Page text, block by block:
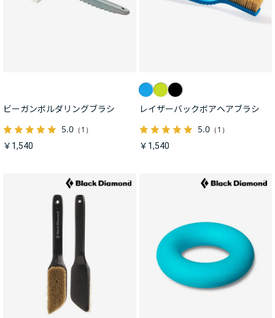
ビーガンボルダリングブラシ
5.0 （1）
￥1,540
レイザーバックボアヘアブラシ
5.0（1）
￥1,540